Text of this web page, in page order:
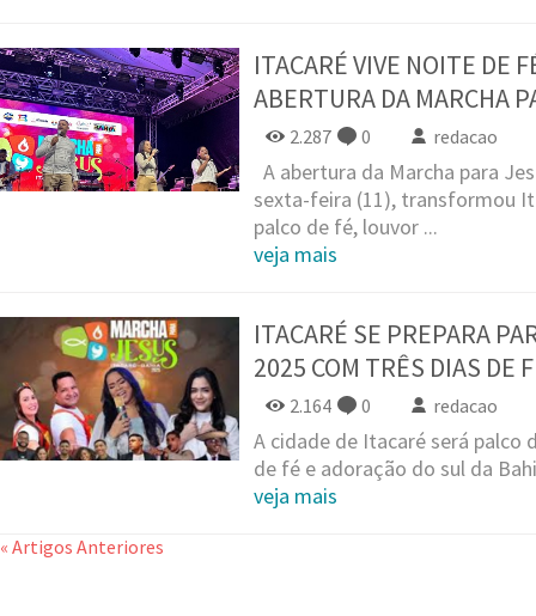
ITACARÉ VIVE NOITE DE
ABERTURA DA MARCHA
2.287 0 redacao
A abertura da Marcha para
sexta-feira (11), transformou
palco de fé, louvor ...
veja mais
ITACARÉ SE PREPARA
2025 COM TRÊS DIAS DE
2.164 0 redacao
A cidade de Itacaré será palco
de fé e adoração do sul da
veja mais
« Artigos Anteriores